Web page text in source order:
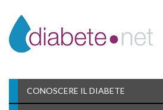
CONOSCERE IL DIABETE